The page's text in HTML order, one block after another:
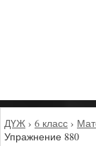
ДҮЖ › 6 класс ›
Упражнение 880